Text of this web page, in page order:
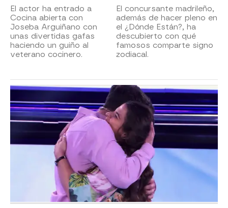
El actor ha entrado a
Cocina abierta con
Joseba Arguiñano con
unas divertidas gafas
haciendo un guiño al
veterano cocinero.
El concursante madrileño,
además de hacer pleno en
el ¿Dónde Están?, ha
descubierto con qué
famosos comparte signo
zodiacal.